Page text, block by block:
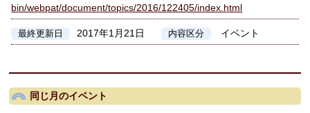
bin/webpat/document/topics/2016/122405/index.html
最終更新日 2017年1月21日 内容区分 イベント
同じ月のイベント